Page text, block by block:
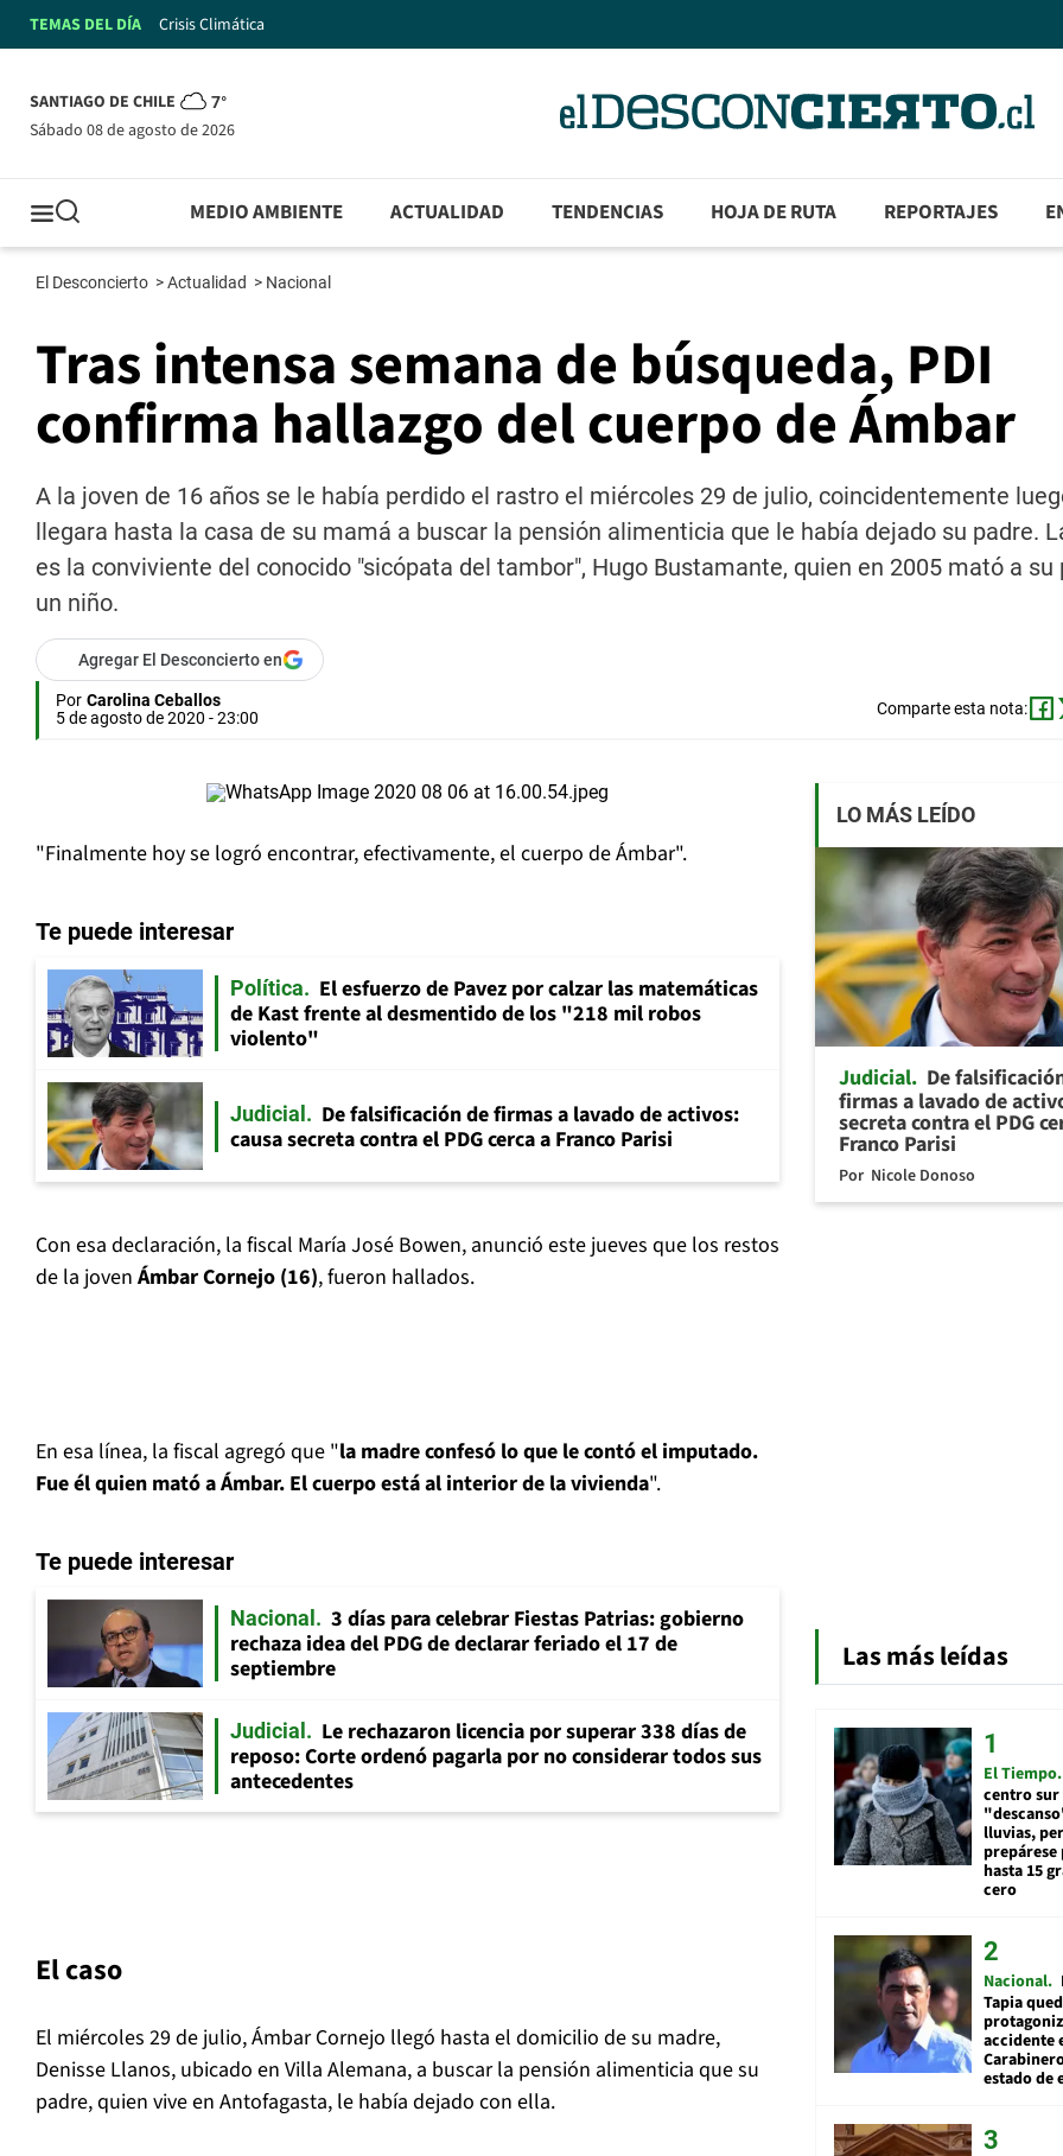
TEMAS DEL DÍA Crisis Climática
SANTIAGO DE CHILE 7°
sábado 08 de agosto de 2026
MEDIO AMBIENTE ACTUALIDAD TENDENCIAS HOJA DE RUTA REPORTAJES
El Desconcierto >Actualidad > Nacional
Tras intensa semana de búsqueda, PDI
confirma hallazgo del cuerpo de Ámbar
A la joven de 16 años se le había perdido el rastro el miércoles 29 de julio, coincidentemente
llegara hasta la casa de su mamá a buscar la pensión alimenticia que le había dejado su padre.
es la conviviente del conocido "sicópata del tambor", Hugo Bustamante, quien en 2005 mató a su
un niño.
Agregar El Desconcierto en
Por Carolina Ceballos
5 de agosto de 2020 - 23:00
Comparte esta nota:
"Finalmente hoy se logró encontrar, efectivamente, el cuerpo de Ámbar".
Te puede interesar
Política
El esfuerzo de Pavez por calzar las matemáticas
de Kast frente al desmentido de los "218 mil robos
violento"
Judicial
De falsificación de firmas a lavado de activos:
causa secreta contra el PDG cerca a Franco Parisi
Con esa declaración, la fiscal María José Bowen, anunció este jueves que los restos
de la joven Ámbar Cornejo (16), fueron hallados.
En esa línea, la fiscal agregó que "la madre confesó lo que le contó el imputado.
Fue él quien mató a Ámbar. El cuerpo está al interior de la vivienda".
Te puede interesar
Nacional
3 días para celebrar Fiestas Patrias: gobierno
rechaza idea del PDG de declarar feriado el 17 de
septiembre
Judicial
Le rechazaron licencia por superar 338 días de
reposo: Corte ordenó pagarla por no considerar todos sus
antecedentes
El caso
El miércoles 29 de julio, Ámbar Cornejo llegó hasta el domicilio de su madre,
Denisse Llanos, ubicado en Villa Alemana, a buscar la pensión alimenticia que su
padre, quien vive en Antofagasta, le había dejado con ella.
LO MÁS LEÍDO
Judicial De
firmas a lavado de
secreta contra el PDG
Franco Parisi
Por Nicole Donoso
Las más leídas
El Tiempo
centro
lluvias,
hasta 15
cero
Nacional
Tapia
accidente
estado de